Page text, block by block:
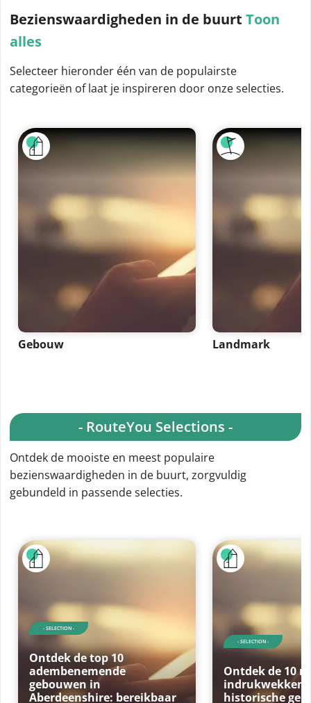
Bezienswaardigheden in de buurt Toon
alles
Selecteer hieronder één van de populairste
categorieën of laat je inspireren door onze selecties.
Gebouw Landmark
- RouteYou Selections -
Ontdek de mooiste en meest populaire
bezienswaardigheden in de buurt, zorgvuldig
gebundeld in passende selecties.
- SELECTION -
Ontdek de top 10
adembenemende
gebouwen in
Aberdeenshire: bereikbaar
- SELECTION -
Ontdek de 10
historische